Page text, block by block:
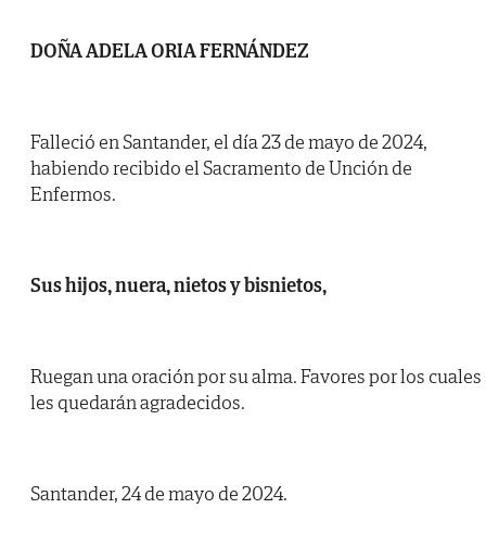
DOÑA ADELA ORIA FERNÁNDEZ
Falleció en Santander, el día 23 de mayo de 2024,
habiendo recibido el Sacramento de Unción de
Enfermos.
Sus hijos, nuera, nietos y bisnietos,
Ruegan una oración por su alma. Favores por los cuales
les quedarán agradecidos.
Santander, 24 de mayo de 2024.